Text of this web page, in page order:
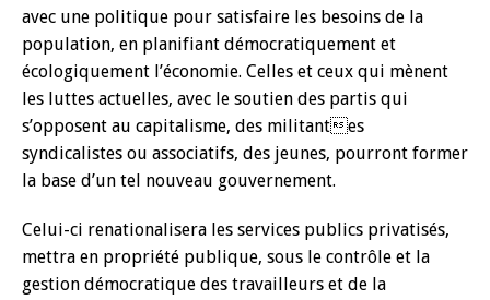
avec une politique pour satisfaire les besoins de la
population, en planifiant démocratiquement et
écologiquement l’économie. Celles et ceux qui mènent
les luttes actuelles, avec le soutien des partis qui
s’opposent au capitalisme, des militantes
syndicalistes ou associatifs, des jeunes, pourront former
la base d’un tel nouveau gouvernement.
Celui-ci renationalisera les services publics privatisés,
mettra en propriété publique, sous le contrôle et la
gestion démocratique des travailleurs et de la